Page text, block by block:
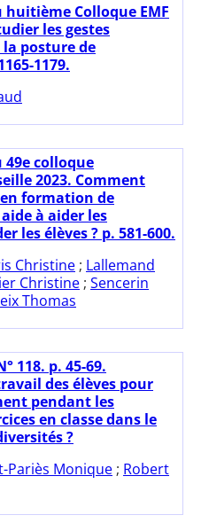
huitième Colloque EMF
les gestes
posture de
1179.
49e colloque
2023. Comment
formation de
à aider les
les élèves ? p. 581-600.
Christine ; Lallemand
Christine ; Sencerin
Thomas
118. p. 45-69.
des élèves pour
pendant les
en classe dans le
?
Pariès Monique ; Robert